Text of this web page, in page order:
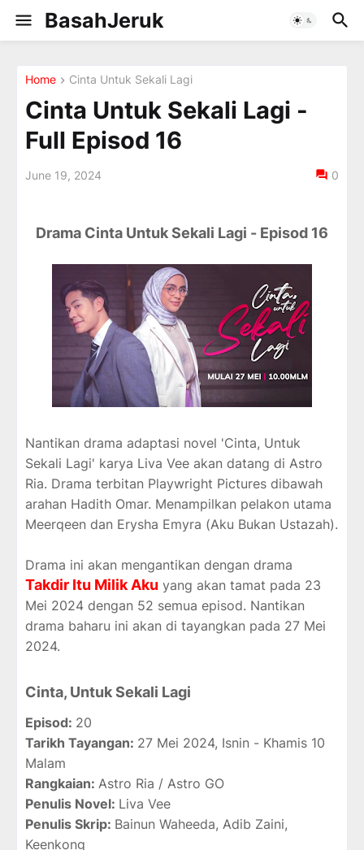
BasahJeruk
Home Cinta Untuk Sekali Lagi
Cinta Untuk Sekali Lagi -
Full Episod 16
June 19, 2024 0
Drama Cinta Untuk Sekali Lagi - Episod 16
Nantikan drama adaptasi novel 'Cinta, Untuk
Sekali Lagi' karya Liva Vee akan datang di Astro
Ria. Drama terbitan Playwright Pictures dibawah
arahan Hadith Omar. Menampilkan pelakon utama
Meerqeen dan Erysha Emyra (Aku Bukan Ustazah).
Drama ini akan mengantikan dengan drama
Takdir Itu Milik Aku yang akan tamat pada 23
Mei 2024 dengan 52 semua episod. Nantikan
drama baharu ini akan di tayangkan pada 27 Mei
2024.
Cinta, Untuk Sekali Lagi
Episod: 20
Tarikh Tayangan: 27 Mei 2024, Isnin - Khamis 10
Malam
Rangkaian: Astro Ria / Astro GO
Penulis Novel: Liva Vee
Penulis Skrip: Bainun Waheeda, Adib Zaini,
Keenkong